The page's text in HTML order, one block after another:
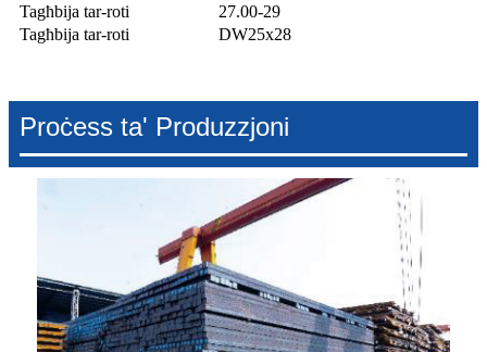
Tagħbija tar-roti
27.00-29
Tagħbija tar-roti
DW25x28
Proċess ta' Produzzjoni